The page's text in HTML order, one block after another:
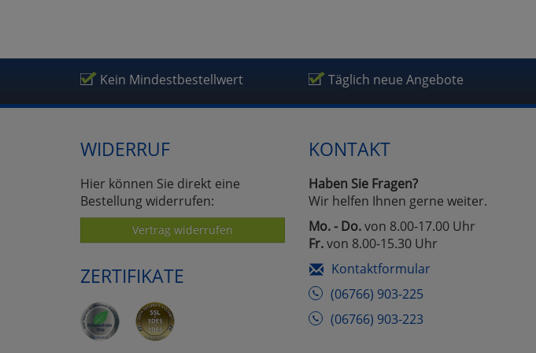
Kein Mindestbestellwert Täglich neue Angebote
WIDERRUF
Hier können Sie direkt eine
Bestellung widerrufen:
Vertrag widerrufen
ZERTIFIKATE
KONTAKT
Haben Sie Fragen?
Wir helfen Ihnen gerne weiter.
Mo. - Do.von 8.00-17.00 Uhr
Fr.von 8.00-15.30 Uhr
Kontaktformular
(06766) 903-225
(06766) 903-223